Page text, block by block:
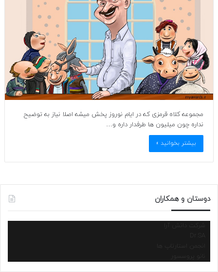
مجموعه کلاه قرمزی که در ایام نوروز پخش میشه اصلا نیاز به توضیح
نداره چون میلیون ها طرفدار داره و…
بیشتر بخوانید »
دوستان و همکاران
شرکت دانش آرا
انجمن استارتاپ ها
نانو پروسسور